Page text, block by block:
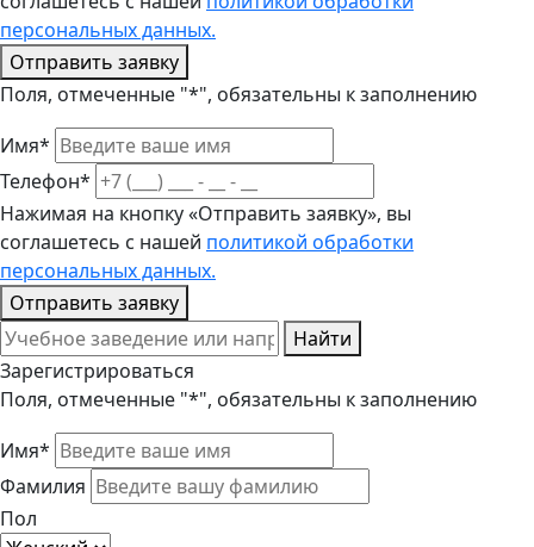
персональных данных.
Отправить заявку
Поля, отмеченные "*", обязательны к заполнению
Имя*
Телефон*
Нажимая на кнопку «Отправить заявку», вы
соглашетесь с нашей политикой обработки
персональных данных.
Отправить заявку
Найти
Зарегистрироваться
Поля, отмеченные "*", обязательны к заполнению
Имя*
Фамилия
Пол